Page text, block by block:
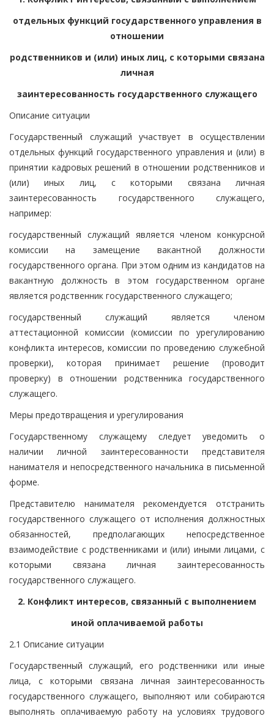
отдельных функций государственного управления в
отношении
родственников и (или) иных лиц, с которыми связана
личная
заинтересованность государственного служащего
Описание ситуации
Государственный служащий участвует в осуществлении
отдельных функций государственного управления и (или) в
принятии кадровых решений в отношении родственников и
(или) иных лиц, с которыми связана личная
заинтересованность государственного служащего,
например:
государственный служащий является членом конкурсной
комиссии на замещение вакантной должности
государственного органа. При этом одним из кандидатов на
вакантную должность в этом государственном органе
является родственник государственного служащего;
государственный служащий является членом
аттестационной комиссии (комиссии по урегулированию
конфликта интересов, комиссии по проведению служебной
проверки), которая принимает решение (проводит
проверку) в отношении родственника государственного
служащего.
Меры предотвращения и урегулирования
Государственному служащему следует уведомить о
наличии личной заинтересованности представителя
нанимателя и непосредственного начальника в письменной
форме.
Представителю нанимателя рекомендуется отстранить
государственного служащего от исполнения должностных
обязанностей, предполагающих непосредственное
взаимодействие с родственниками и (или) иными лицами, с
которыми связана личная заинтересованность
государственного служащего.
2. Конфликт интересов, связанный с выполнением
иной оплачиваемой работы
2.1 Описание ситуации
Государственный служащий, его родственники или иные
лица, с которыми связана личная заинтересованность
государственного служащего, выполняют или собираются
выполнять оплачиваемую работу на условиях трудового